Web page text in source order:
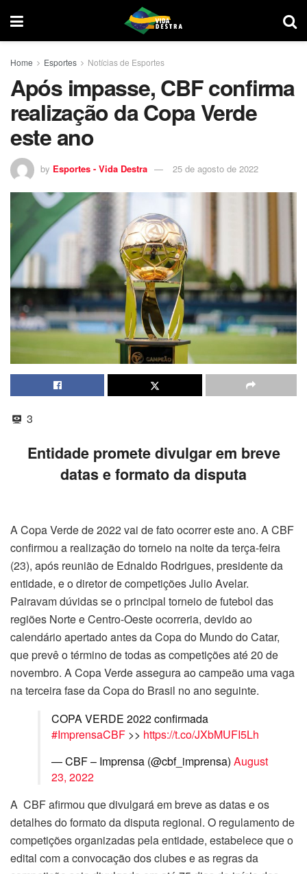
Home Esportes Notícias de Esportes
Após impasse, CBF confirma
realização da Copa Verde
este ano
by Esportes - Vida Destra 25 de agosto de 2022
3
Entidade promete divulgar em breve
datas e formato da disputa
A Copa Verde de 2022 vai de fato ocorrer este ano. A CBF
confirmou a realização do torneio na noite da terça-feira
(23), após reunião de Ednaldo Rodrigues, presidente da
entidade, e o diretor de competições Julio Avelar.
Pairavam dúvidas se o principal torneio de futebol das
regiões Norte e Centro-Oeste ocorreria, devido ao
calendário apertado antes da Copa do Mundo do Catar,
que prevê o término de todas as competições até 20 de
novembro. A Copa Verde assegura ao campeão uma vaga
na terceira fase da Copa do Brasil no ano seguinte.
COPA VERDE 2022 confirmada
#ImprensaCBF >> https://t.co/JXbMUFI5Lh
— CBF – Imprensa (@cbf_imprensa) August
23, 2022
A CBF afirmou que divulgará em breve as datas e os
detalhes do formato da disputa regional. O regulamento de
competições organizadas pela entidade, estabelece que o
edital com a convocação dos clubes e as regras da